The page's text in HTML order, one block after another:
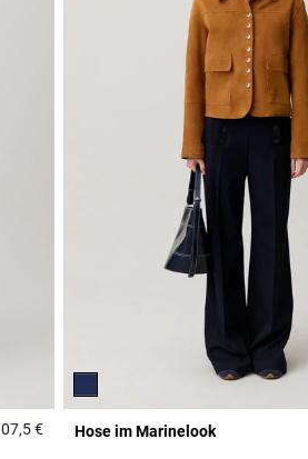
from
€3,1 out of 5 Customer Rating
Hose im Marinelook